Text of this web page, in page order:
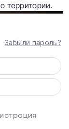
территории.
Забыли пароль?